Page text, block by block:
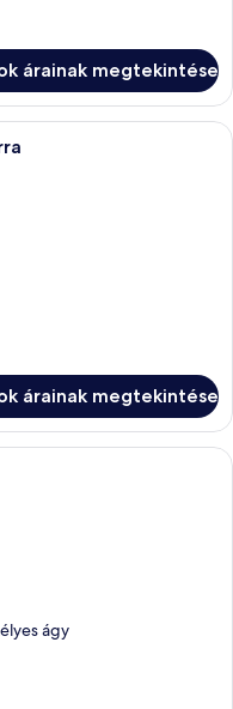
árainak megtekintése
szállodai szoba, amelyben
árainak megtekintése
modern szállodai szoba,
ágy